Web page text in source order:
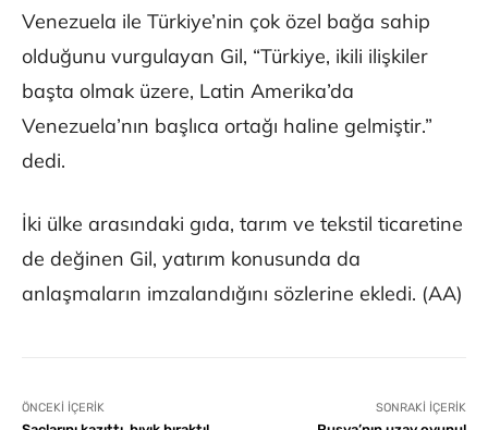
Venezuela ile Türkiye’nin çok özel bağa sahip
olduğunu vurgulayan Gil, “Türkiye, ikili ilişkiler
başta olmak üzere, Latin Amerika’da
Venezuela’nın başlıca ortağı haline gelmiştir.”
dedi.
İki ülke arasındaki gıda, tarım ve tekstil ticaretine
de değinen Gil, yatırım konusunda da
anlaşmaların imzalandığını sözlerine ekledi. (AA)
ÖNCEKI İÇERIK SONRAKI İÇERIK